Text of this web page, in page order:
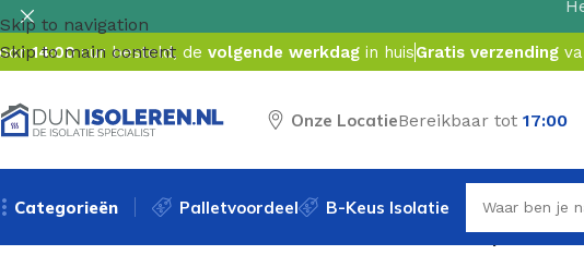
Skip to navigation
Skip to main content
14:00uur besteld, de volgende werkdag in huisGratis verzending
Onze LocatieBereikbaar tot 17:00
Categorieën Palletvoordeel B-Keus Isolatie
Pallet: Knauf Naturoll 037 Glaswol |